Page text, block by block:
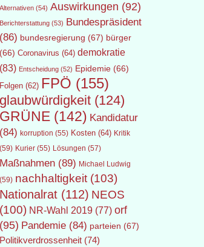
Alternativen(54) Auswirkungen (92)
Berichterstattung(53) Bundespräsident
(86) bundesregierung (67) bürger
(66) Coronavirus (64) demokratie
(83) Entscheidung(52) Epidemie(66)
Folgen(62) FPÖ (155)
glaubwürdigkeit(124)
GRÜNE(142) Kandidatur
(84) korruption (55) Kosten(64) Kritik
(59) Kurier(55) Lösungen (57)
Maßnahmen(89) Michael Ludwig
(59) nachhaltigkeit(103)
Nationalrat(112) NEOS
(100) NR-Wahl 2019(77) orf
(95) Pandemie(84) parteien (67)
Politikverdrossenheit(74)